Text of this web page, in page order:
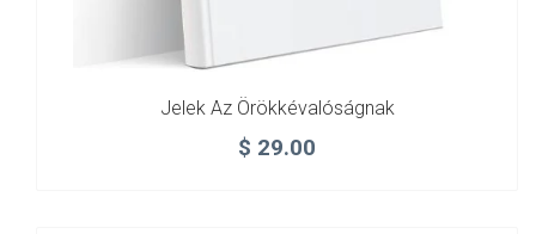
Jelek Az Örökkévalóságnak
$ 29.00